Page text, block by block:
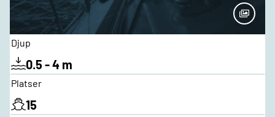
Djup
0.5 - 4 m
Platser
15